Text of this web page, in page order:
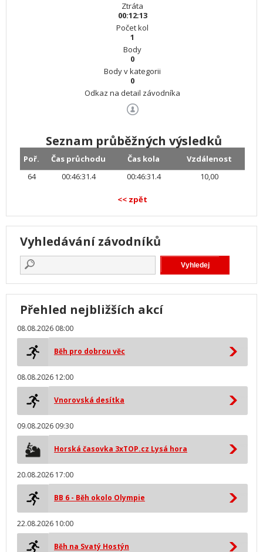
Ztráta
00:12:13
Počet kol
1
Body
0
Body v kategorii
0
Odkaz na detail závodníka
Seznam průběžných výsledků
Poř. Čas průchodu Čas kola
Vzdálenost
64
00:46:31.4 00:46:31.4 10,00
<< zpět
Vyhledávání závodníků
Přehled nejbližších akcí
08.08.2026 08:00
Běh pro dobrou věc
08.08.2026 12:00
Vnorovská desítka
09.08.2026 09:30
Horská časovka 3xTOP.cz Lysá hora
20.08.2026 17:00
BB 6 - Běh okolo Olympie
22.08.2026 10:00
Běh na Svatý Hostýn